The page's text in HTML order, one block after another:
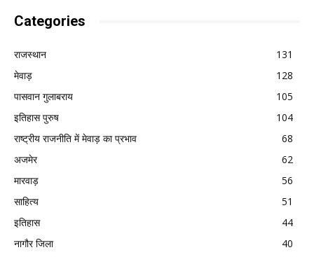
Categories
राजस्थान
131
मेवाड़
128
पासवान गुलाबराय
105
इतिहास पुरुष
104
राष्ट्रीय राजनीति में मेवाड़ का प्रभाव
68
अजमेर
62
मारवाड़
56
साहित्य
51
इतिहास
44
नागौर जिला
40